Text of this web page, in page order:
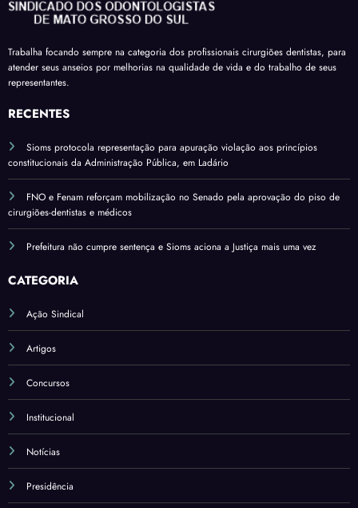
Trabalha focando sempre na categoria dos profissionais cirurgiões dentistas, para
atender seus anseios por melhorias na qualidade de vida e do trabalho de seus
representantes.
RECENTES
Sioms protocola representação para apuração violação aos princípios
constitucionais da Administração Pública, em Ladário
FNO e Fenam reforçam mobilização no Senado pela aprovação do piso de
cirurgiões-dentistas e médicos
Prefeitura não cumpre sentença e Sioms aciona a Justiça mais uma vez
CATEGORIA
Ação Sindical
Artigos
Concursos
Institucional
Notícias
Presidência